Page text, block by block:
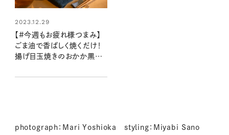
2023.12.29
【#今週もお疲れ様つまみ】
ごま油で香ばしく焼くだけ！
揚げ目玉焼きのおかか黒酢
かりさん）
photograph：Mari Yoshioka styling：Miyabi Sano